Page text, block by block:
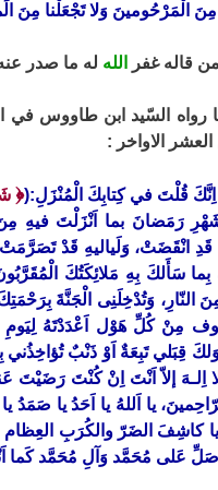
مِنَ الْمَرْحُومينَ وَلا تَجْعَلْنا مِنَ
قاله غفر الله له ما صدر
رواه السّيد ابن طاووس في
الاواخر :
اِنَّكَ قُلْتَ في كِتابِكَ الْمُنْزَلِ:(﴿
رَمَضانَ بما اَنْزَلْتَ فيهِ مِنَ
انْقَضَتْ، وَلَياليهِ قَدْ
بِما سَأَلكَ بِهِ مَلائِكَتُكَ
النّارِ، وَتُدْخِلَنِى الْجَنَّةَ
مِنْ كُلِّ هَوْل اَعْدَدْتَهُ لِيَومِ
وَلكَ قِبَلي تَبِعَةٌ اَوْ ذَنْبٌ
لا اِلـهَ إلاّ اَنْتَ اِنْ كُنْتَ
يا اَللهُ يا اَحَدُ يا
يا كاشِفَ الضَرّ والكُرَبِ
صَلِّ عَلى مُحَمَّد وَآلِ مُحَمَّد كَما